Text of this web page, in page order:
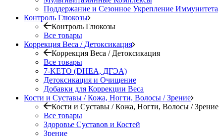
Поддержание и Сезонное Укрепление Иммунитета
Контроль Глюкозы
Контроль Глюкозы
Все товары
Коррекция Веса / Детоксикация
Коррекция Веса / Детоксикация
Все товары
7-KETO (DHEA, ДГЭА)
Детоксикация и Очищение
Добавки для Коррекции Веса
Кости и Суставы / Кожа, Ногти, Волосы / Зрение
Кости и Суставы / Кожа, Ногти, Волосы / Зрение
Все товары
Здоровье Суставов и Костей
Зрение